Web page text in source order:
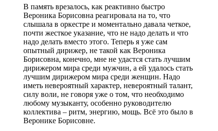
В память врезалось, как реактивно быстро
Вероника Борисовна реагировала на то, что
слышала в оркестре и моментально давала четкое,
почти жесткое указание, что не надо делать и что
надо делать вместо этого. Теперь я уже сам
опытный дирижер, не такой как Вероника
Борисовна, конечно, мне не удастся стать лучшим
дирижером мира среди мужчин, а ей удалось стать
лучшим дирижером мира среди женщин. Надо
иметь невероятный характер, невероятный талант,
силу воли, не говоря уже о том, что необходимо
любому музыканту, особенно руководителю
коллектива – ритм, энергию, мощь. Всё это было в
Веронике Борисовне.